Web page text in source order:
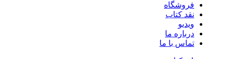
فروشگاه
نقد کتاب
ویدیو
درباره‌ ما
تماس با ما